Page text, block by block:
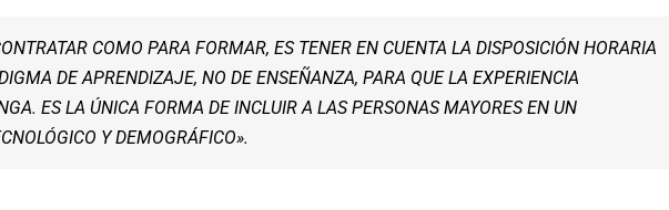
COMO PARA FORMAR, ES TENER EN CUENTA LA DISPOSICIÓN HORARIA
DE APRENDIZAJE, NO DE ENSEÑANZA, PARA QUE LA EXPERIENCIA
ES LA ÚNICA FORMA DE INCLUIR A LAS PERSONAS MAYORES EN UN
Y DEMOGRÁFICO».